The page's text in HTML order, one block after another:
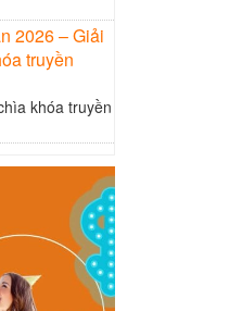
2026 – Giải
truyền
khóa truyền